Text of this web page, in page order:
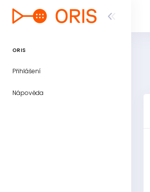
ORIS
Přihlášení
Nápověda